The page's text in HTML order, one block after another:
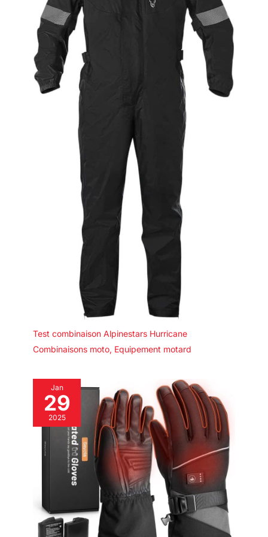
plusieurs tailles. Vous pouvez
déterminer votre taille en
mesurant le tour de votre tête au
niveau du front. Le VINZ Kennet
est disponible dans les tailles
suivantes (en cm) : XS (53-54),
S (55-56), M (57-58), L (59-
60), XL (60-61) et XXL (61). La
taille du casque se détermine
facilement en mesurant le
périmètre crânien juste au-
dessus des sourcils. Ce modèle
est disponible en plusieurs
couleurs.
Test combinaison Alpinestars Hurricane
Combinaisons moto, Equipement motard
Jan
29
2025